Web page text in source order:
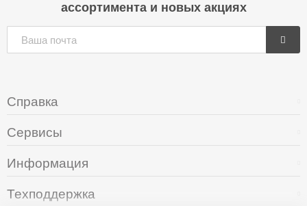
ассортимента и новых акциях
Справка
Сервисы
Информация
Техподдержка